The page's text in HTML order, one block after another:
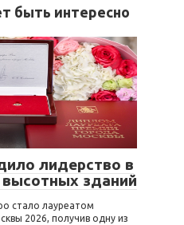
быть интересно
лидерство в
зданий
стало лауреатом
2026, получив одну из